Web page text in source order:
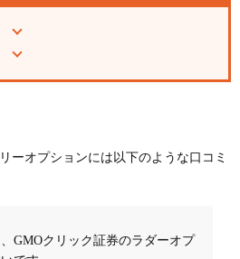
ーオプションには以下のような口コミ
GMOクリック証券のラダーオプ